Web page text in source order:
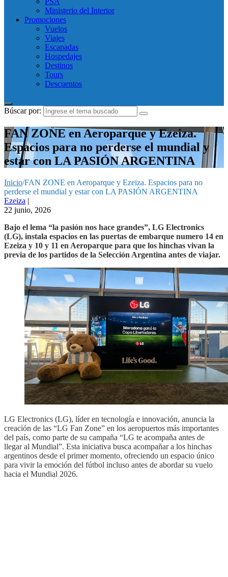
Ministerio del Interior
Promociones
Vuelos
Viajes
Escapadas
Hospedajes
Destinos
Tours
Descuentos
Búscar por:
FAN ZONE en Aeroparque y Ezeiza.
Espacios para no perderse el mundial y
estar con LA PASIÓN ARGENTINA
Inicio/FAN ZONE en Aeroparque y Ezeiza. Espacios para no
perderse el mundial y estar con LA PASIÓN ARGENTINA
Ezeiza |
22 junio, 2026
Bajo el lema “la pasión nos hace grandes”, LG Electronics
(LG), instala espacios en las puertas de embarque numero 14 en
Ezeiza y 10 y 11 en Aeroparque para que los hinchas vivan la
previa de los partidos de la Selección Argentina antes de viajar.
LG Electronics (LG), líder en tecnología e innovación, anuncia la
creación de las “LG Fan Zone” en los aeropuertos más importantes
del país, como parte de su campaña “LG te acompaña antes de
llegar al Mundial”. Esta iniciativa busca acompañar a los hinchas
argentinos desde el primer momento, ofreciendo un espacio único
para vivir la emoción del fútbol incluso antes de abordar su vuelo
hacia el Mundial 2026.